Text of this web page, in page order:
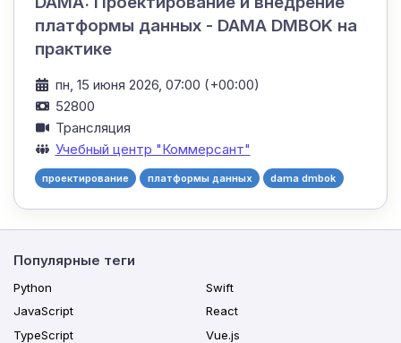
платформы данных - DAMA DMBOK на
практике
пн, 15 июня 2026, 07:00 (+00:00)
52800
Трансляция
Учебный центр "Коммерсант"
проектирование платформы данных dama dmbok
Популярные теги
Python
JavaScript
TypeScript
Swift
React
Vue.js